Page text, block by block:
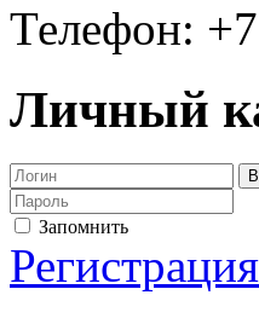
Телефон:
Личный
Запомнить
Регистрация